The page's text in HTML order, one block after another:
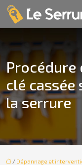
Procédure
clé cassée
la serrure
/ Dépannage et